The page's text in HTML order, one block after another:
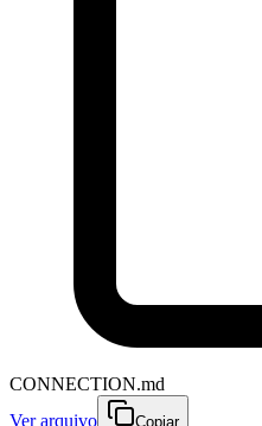
CONNECTION.md
Ver arquivo
Copiar